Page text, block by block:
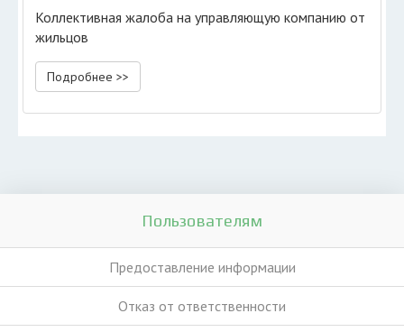
Коллективная жалоба на управляющую компанию от
жильцов
Подробнее >>
Пользователям
Предоставление информации
Отказ от ответственности